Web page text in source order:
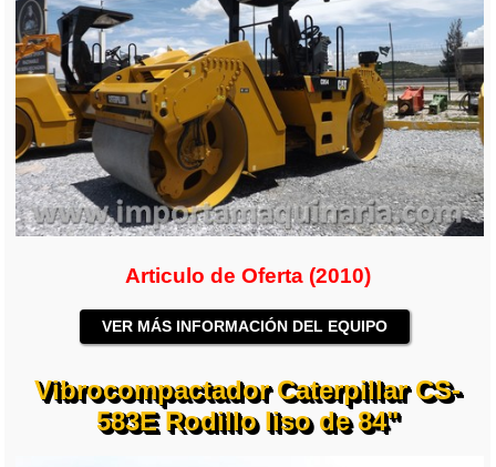
Articulo de Oferta (2010)
VER MÁS INFORMACIÓN DEL EQUIPO
Vibrocompactador Caterpillar CS-
583E Rodillo liso de 84"